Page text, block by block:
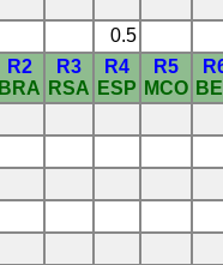
0.5
R2
BRA
R3
RSA
R4
ESP
R5
MCO